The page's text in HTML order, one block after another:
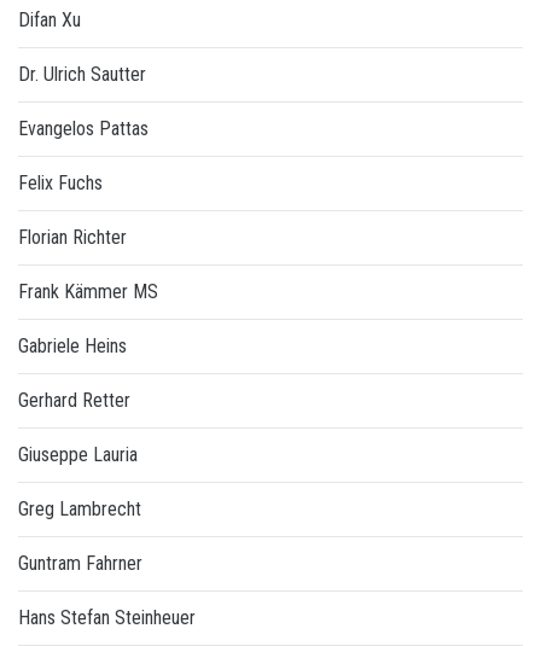
Difan Xu
Dr. Ulrich Sautter
Evangelos Pattas
Felix Fuchs
Florian Richter
Frank Kämmer MS
Gabriele Heins
Gerhard Retter
Giuseppe Lauria
Greg Lambrecht
Guntram Fahrner
Hans Stefan Steinheuer